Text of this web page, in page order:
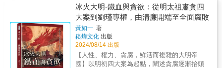
了！◆妖界最美女團閃亮登場！盤絲洞七姐妹
出道即巔峰，不僅一舉擒獲唐僧，還有強大的
師兄當靠山。悟空猜中了開頭，卻猜不到這些
妖怪的真身……◆注意看，這次的妖怪實在太
狠了！竟然坐擁一堆小妖和一座城池，為了打
敗戰力MAX的對手，所向披靡的孫悟空竟只能
去天庭開外掛？！★★★萌漫大話西遊記(5)
的理論，正好對應王朝有先帝、當今、太子。
不過既然佛教是皇帝私臣，那三世佛也就不是
三代皇帝，而是三代私臣。明朝的禮法制度極
其嚴苛，其實從未在繼承人問題上上演過所謂
宮鬥，反倒是太子東宮的私臣比較敏感。彌勒
佛作為未來佛，相當於太子東宮的私奴頭子，
取經他也有話說。 ▎壬寅宮變──道姑菩薩鎮壓
講述了豢養盜賊、寧藩謀叛、謝盛宴撫使被戕
的故事，反映了內亂與叛亂對國家的威脅。伍
文定縱火擒國賊和王守仁押俘至杭州的英雄事
跡，則展現了忠臣為國捨身的精神。隨後，返
豹房武宗晏駕、議典禮廷臣聚訟和建齋醮方士
盈壇的情節，揭示了朝廷內部的風波與紛爭。
最終，伏朝門觸怒世宗、討田州誘誅岑猛的故
楊繼盛、沈煉的忠誠，徐階、高拱、李春芳等
人的忍辱負重。但陸炳、邵元節、陶仲文的腐
敗依舊難以抑制。海瑞，以清正剛直著稱，如
利劍刺破黑暗，成為時代的光芒。然而，裂痕
如慢性病般擴散，連海瑞也無力挽回，讓人不
禁想求診於李時珍，探尋對嘉隆萬三朝的妙手
良方。▎明非亡於崇禎，實亡於萬曆世宗朝雖
冰火大明-鐵血與貪欲：從明太祖肅貪四
大案到劉瑾專權，由清廉開端至全面腐敗
黃如一 著
崧燁文化 出版
2024/08/14 出版
【人性、權力、貪腐，鮮活而複雜的大明帝
國】以明初四大案為起點，闡述貪腐逐漸抬頭